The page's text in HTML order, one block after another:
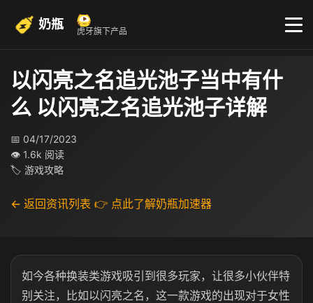
奶瓶 虎牙旗下产品
以闪亮之名追光池子当中有什
么 以闪亮之名追光池子详解
📅 04/17/2023
👁 1.6k 阅读
🏷 游戏攻略
← 返回资讯列表 👉 点此了解奶瓶加速器
如今各种换装类游戏吸引到很多玩家，让很多小伙伴特
别关注，比如以闪亮之名，这一款游戏的出现对于女性